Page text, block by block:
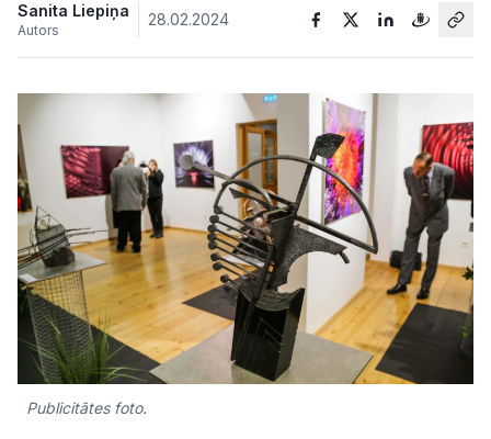
Kultūra
Bizness
Video
Vieta
Sanita Liepiņa
Autors
28.02.2024
Publicitātes foto.